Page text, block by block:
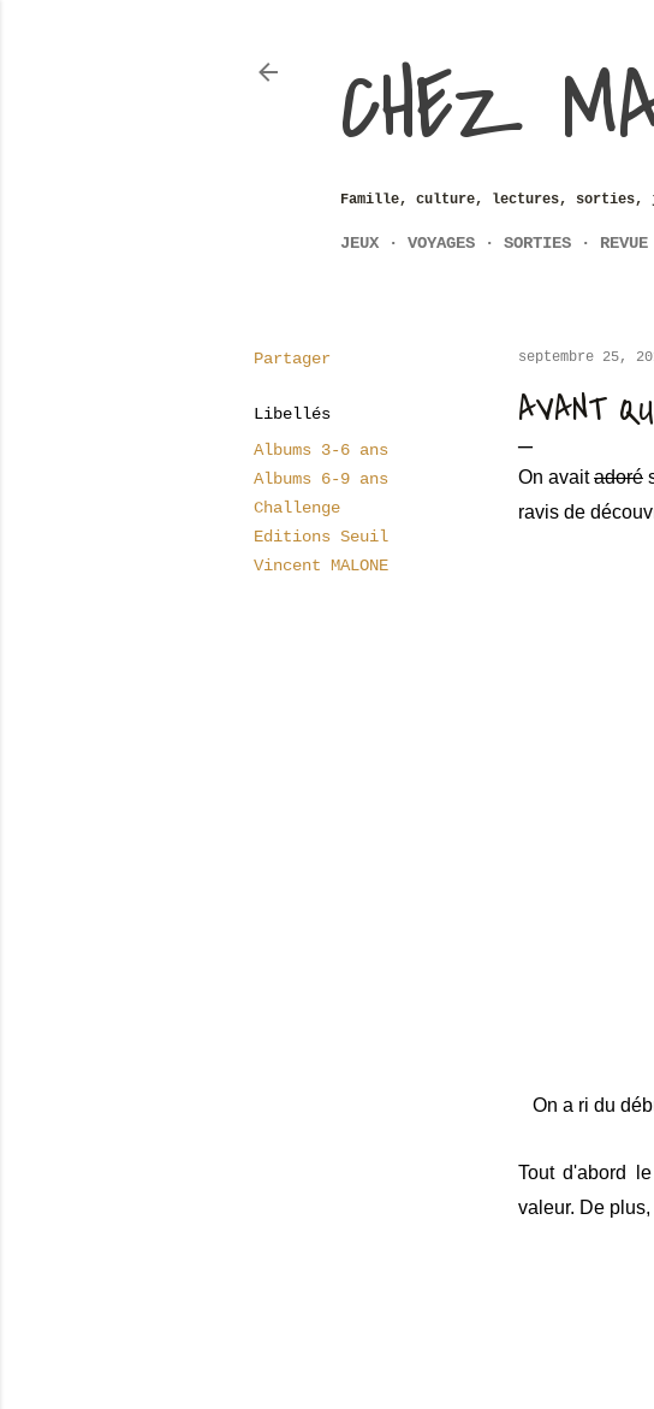
CHEZ
Famille, culture, lectures, sorties,
JEUX VOYAGES SORTIES
Partager
Libellés
Albums 3-6 ans
Albums 6-9 ans
Challenge
Editions Seuil
Vincent MALONE
septembre 25,
AVANT
On avaitadoré
ravis de
On a ri du
Tout d'abord
valeur. De